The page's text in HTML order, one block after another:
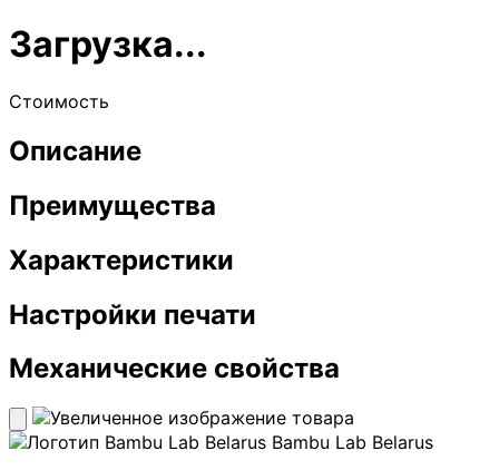
Загрузка...
Стоимость
Описание
Преимущества
Характеристики
Настройки печати
Механические свойства
Bambu Lab Belarus